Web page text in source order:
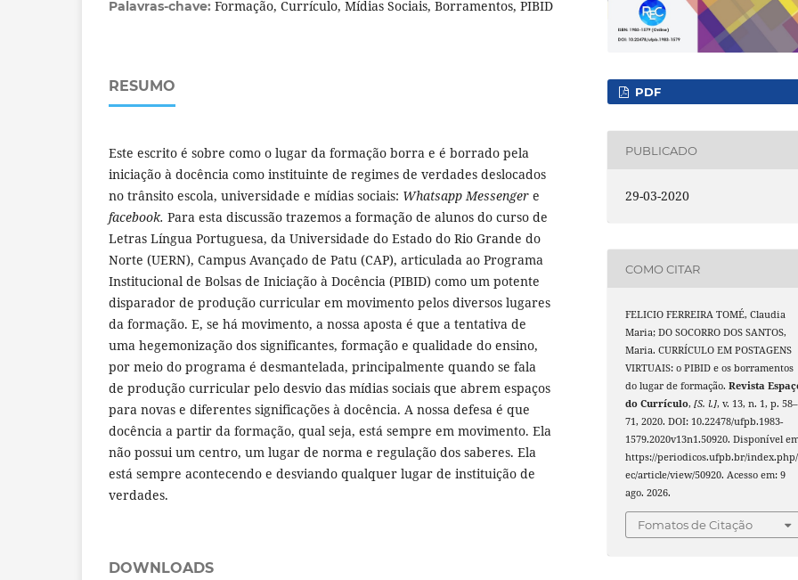
Palavras-chave: Formação, Currículo, Mídias Sociais, Borramentos, PIBID
RESUMO
Este escrito é sobre como o lugar da formação borra e é borrado pela
iniciação à docência como instituinte de regimes de verdades deslocados
no trânsito escola, universidade e mídias sociais: Whatsapp Messenger e
facebook. Para esta discussão trazemos a formação de alunos do curso de
Letras Língua Portuguesa, da Universidade do Estado do Rio Grande do
Norte (UERN), Campus Avançado de Patu (CAP), articulada ao Programa
Institucional de Bolsas de Iniciação à Docência (PIBID) como um potente
disparador de produção curricular em movimento pelos diversos lugares
da formação. E, se há movimento, a nossa aposta é que a tentativa de
uma hegemonização dos significantes, formação e qualidade do ensino,
por meio do programa é desmantelada, principalmente quando se fala
de produção curricular pelo desvio das mídias sociais que abrem espaços
para novas e diferentes significações à docência. A nossa defesa é que
docência a partir da formação, qual seja, está sempre em movimento. Ela
não possui um centro, um lugar de norma e regulação dos saberes. Ela
está sempre acontecendo e desviando qualquer lugar de instituição de
verdades.
DOWNLOADS
PDF
PUBLICADO
29-03-2020
COMO CITAR
FELICIO FERREIRA TOMÉ, Claudia
Maria; DO SOCORRO DOS SANTOS,
Maria. CURRÍCULO EM POSTAGENS
VIRTUAIS: o PIBID e os borramentos
do lugar de formação.Revista
do Currículo,[S. l.], v. 13, n. 1, p. 58–
71, 2020. DOI: 10.22478/ufpb.1983-
1579.2020v13n1.50920. Disponível
https://periodicos.ufpb.br/
ec/article/view/50920. Acesso em: 9
ago. 2026.
Fomatos de Citação